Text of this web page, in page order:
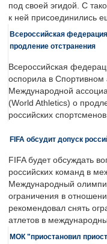
под своей эгидой. С
к ней присоединились
Всероссийская
продление отстранения
Всероссийская
оспорила в
Международной
(World Athletics) о
российских
FIFA обсудит допуск
FIFA будет обсуждать
российских команд в
Международный
ограничения в
рекомендовал снять
атлетов в
МОК "приостановил